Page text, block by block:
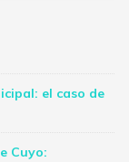
el caso de
Cuyo: